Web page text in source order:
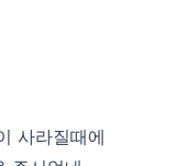
사라질때에